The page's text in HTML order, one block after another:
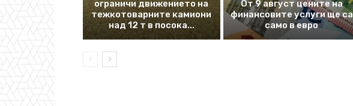
ограничи движението на
тежкотоварните камиони
над 12 т в посока...
От 9 август цените на
финансовите услуги ще са
само в евро